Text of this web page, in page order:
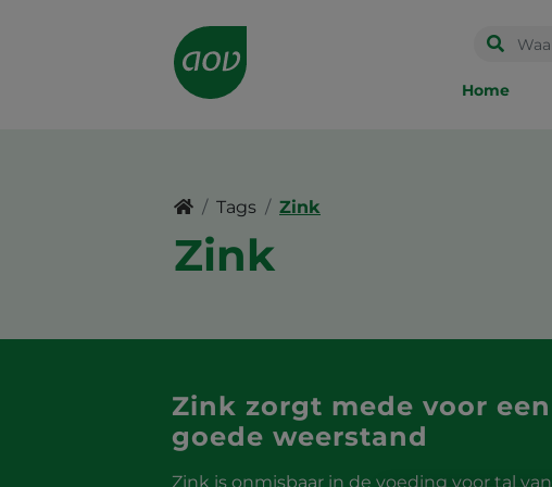
navigation
Home
Tags Zink
Zink
Zink zorgt mede voor een
goede weerstand
Zink is onmisbaar in de voeding voor tal van